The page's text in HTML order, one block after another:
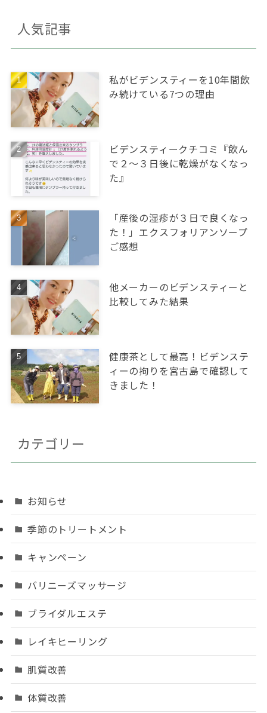
人気記事
私がビデンスティーを10年間飲
み続けている7つの理由
ビデンスティークチコミ『飲ん
で２～３日後に乾燥がなくなっ
た』
「産後の湿疹が３日で良くなっ
た！」エクスフォリアンソープ
ご感想
他メーカーのビデンスティーと
比較してみた結果
健康茶として最高！ビデンステ
ィーの拘りを宮古島で確認して
きました！
カテゴリー
お知らせ
季節のトリートメント
キャンペーン
バリニーズマッサージ
ブライダルエステ
レイキヒーリング
肌質改善
体質改善